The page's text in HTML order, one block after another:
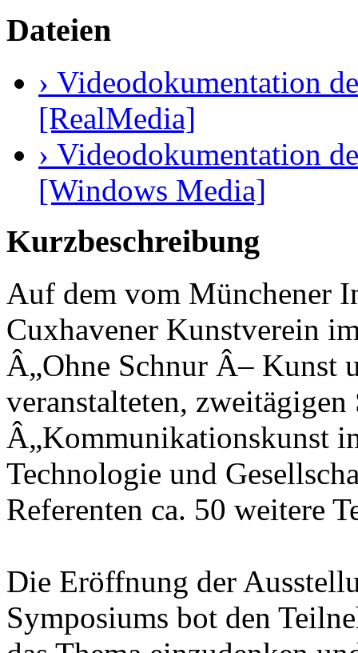
Dateien
› Videodokumentation
[RealMedia]
› Videodokumentation
[Windows Media]
Kurzbeschreibung
Auf dem vom Münchener
Cuxhavener Kunstverein
Â„Ohne Schnur Â– Kunst
veranstalteten,
Â„Kommunikationskunst
Technologie und
Referenten ca. 50 weitere
Die Eröffnung der
Symposiums bot den